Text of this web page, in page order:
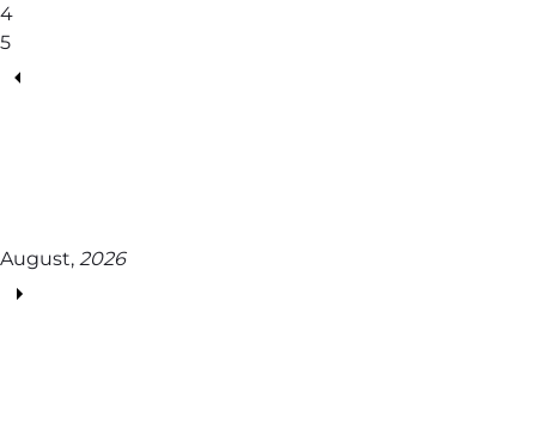
4
5
August, 2026